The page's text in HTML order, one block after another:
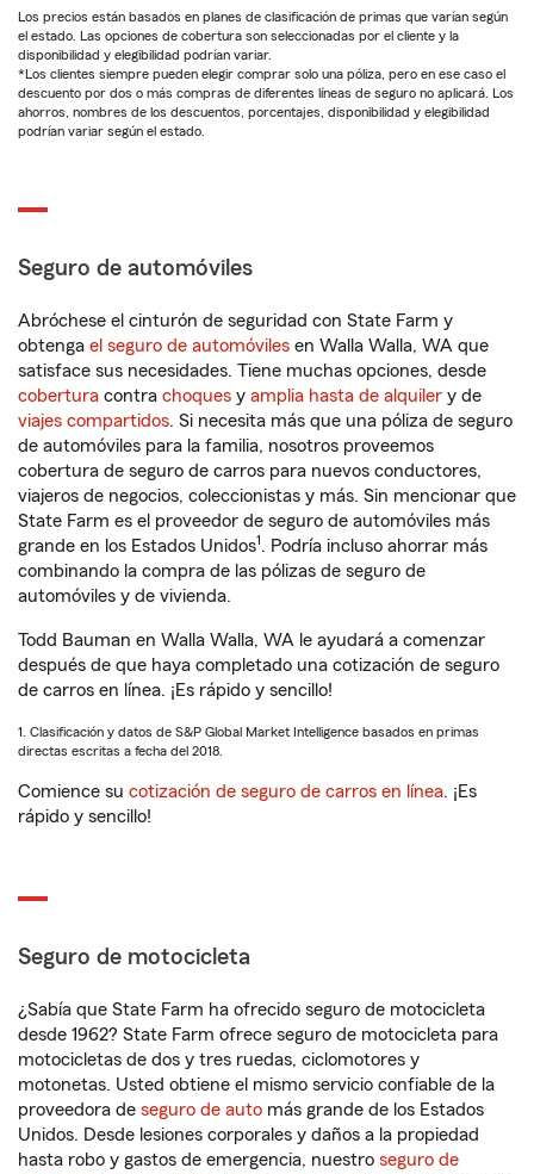
Los precios están basados en planes de clasificación de primas que varían según
el estado. Las opciones de cobertura son seleccionadas por el cliente y la
disponibilidad y elegibilidad podrían variar.
*Los clientes siempre pueden elegir comprar solo una póliza, pero en ese caso el
descuento por dos o más compras de diferentes líneas de seguro no aplicará. Los
ahorros, nombres de los descuentos, porcentajes, disponibilidad y elegibilidad
podrían variar según el estado.
Seguro de automóviles
Abróchese el cinturón de seguridad con State Farm y
obtenga el seguro de automóviles en Walla Walla, WA que
satisface sus necesidades. Tiene muchas opciones, desde
cobertura contra choques y amplia hasta de alquiler y de
viajes compartidos. Si necesita más que una póliza de seguro
de automóviles para la familia, nosotros proveemos
cobertura de seguro de carros para nuevos conductores,
viajeros de negocios, coleccionistas y más. Sin mencionar que
State Farm es el proveedor de seguro de automóviles más
grande en los Estados Unidos1. Podría incluso ahorrar más
combinando la compra de las pólizas de seguro de
automóviles y de vivienda.
Todd Bauman en Walla Walla, WA le ayudará a comenzar
después de que haya completado una cotización de seguro
de carros en línea. ¡Es rápido y sencillo!
1. Clasificación y datos de S&P Global Market Intelligence basados en primas
directas escritas a fecha del 2018.
Comience su cotización de seguro de carros en línea. ¡Es
rápido y sencillo!
Seguro de motocicleta
¿Sabía que State Farm ha ofrecido seguro de motocicleta
desde 1962? State Farm ofrece seguro de motocicleta para
motocicletas de dos y tres ruedas, ciclomotores y
motonetas. Usted obtiene el mismo servicio confiable de la
proveedora de seguro de auto más grande de los Estados
Unidos. Desde lesiones corporales y daños a la propiedad
hasta robo y gastos de emergencia, nuestro seguro de